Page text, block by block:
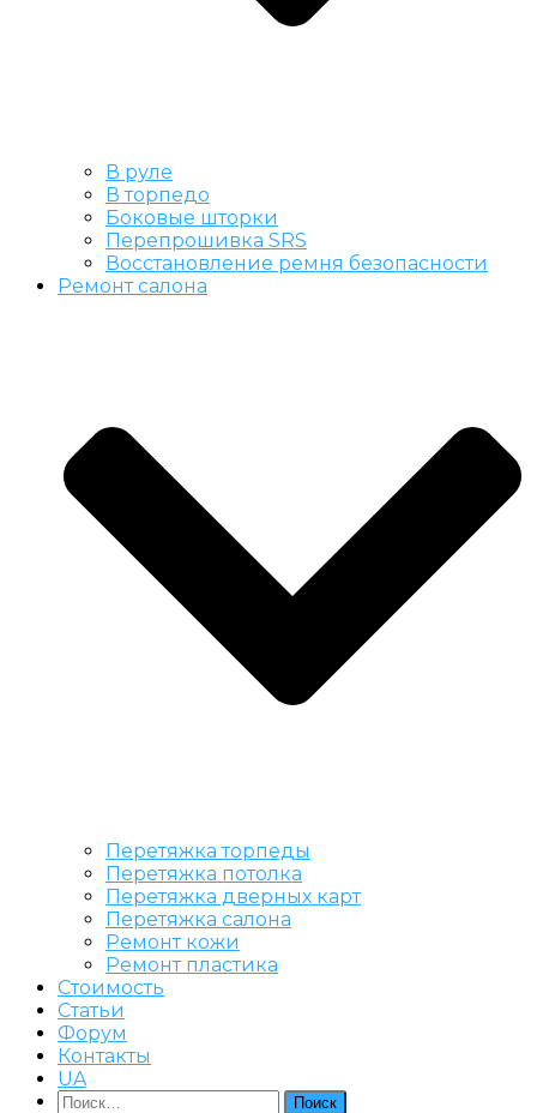
В руле
В торпедо
Боковые шторки
Перепрошивка SRS
Восстановление ремня безопасности
Ремонт салона
Перетяжка торпеды
Перетяжка потолка
Перетяжка дверных карт
Перетяжка салона
Ремонт кожи
Ремонт пластика
Стоимость
Статьи
Форум
Контакты
UA
Найти: